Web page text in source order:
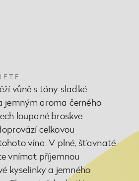
vůně s tóny sladké
jemným aroma černého
loupané broskve
celkovou
vína. V plné, šťavnaté
vnímat příjemnou
kyselinky a jemného